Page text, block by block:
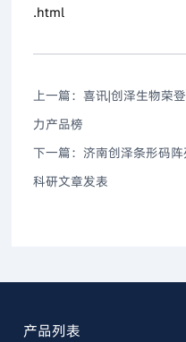
.html
上一篇：喜讯|创泽生物荣
力产品榜
下一篇：济南创泽条形码
科研文章发表
产品列表